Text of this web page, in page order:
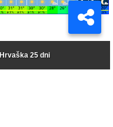
Hrvaška 25 dni